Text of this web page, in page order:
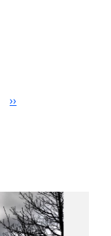
Next page
››